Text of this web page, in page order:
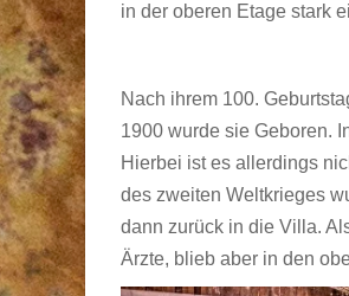
in der oberen Etage stark
Nach ihrem 100.
1900 wurde sie Geboren.
Hierbei ist es allerdings
des zweiten Weltkrieges
dann zurück in die Villa.
Ärzte, blieb aber in den